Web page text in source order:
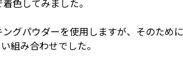
色してみました。
グパウダーを使用しますが、そのた
組み合わせでした。